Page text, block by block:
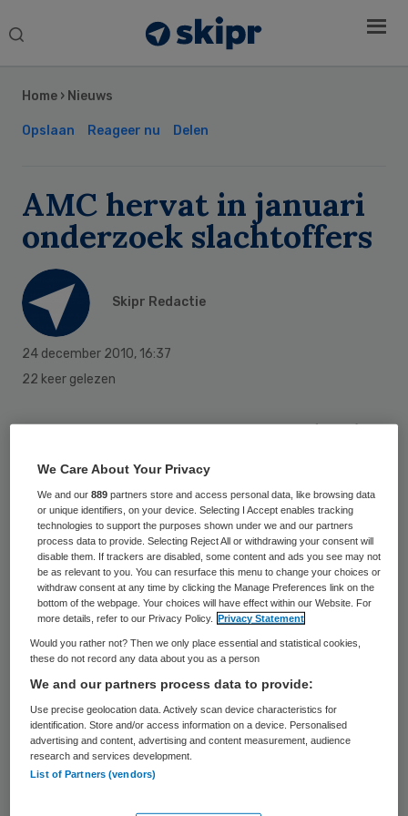
Search
Home › Nieuws
Opslaan Reageer nu Delen
AMC hervat in januari
onderzoek slachtoffers
Skipr Redactie
24 december 2010, 16:37
22 keer gelezen
Amsterdam is nog niet klaar met het
onderzoeken van kinderen die mogelijk
slachtoffer zijn van de grote zedenzaak in
de hoofdstad. Dit heeft een woordvoerster
van het ziekenhuis vrijdag gezegd.
Onderzoek
Het onderzoek staat in de week tussen
kerst en oud en nieuw op een laag pitje. De
kinderartsen richten zich dan op andere
zaken die door de omvangrijke klus zijn
blijven liggen. In de eerste week van januari
hervatten de artsen de psychische en
Sidebar
We Care About Your Privacy
We and our889 partners store and access personal data, like browsing data
or unique identifiers, on your device. Selecting I Accept enables tracking
technologies to support the purposes shown under we and our partners
process data to provide. Selecting Reject All or withdrawing your consent will
disable them. If trackers are disabled, some content and ads you see may not
be as relevant to you. You can resurface this menu to change your choices or
withdraw consent at any time by clicking the Manage Preferences link on the
bottom of the webpage. Your choices will have effect within our Website. For
more details, refer to our Privacy Policy.
Privacy Statement
Would you rather not? Then we only place essential and statistical cookies,
these do not record any data about you as a person
We and our partners process data to provide:
Use precise geolocation data. Actively scan device characteristics for
identification. Store and/or access information on a device. Personalised
advertising and content, advertising and content measurement, audience
research and services development.
List of Partners (vendors)